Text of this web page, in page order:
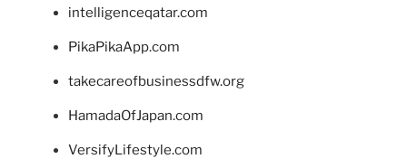
intelligenceqatar.com
PikaPikaApp.com
takecareofbusinessdfw.org
HamadaOfJapan.com
VersifyLifestyle.com